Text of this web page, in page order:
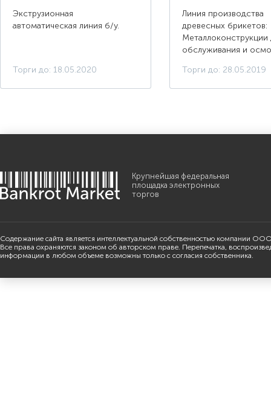
Экструзионная
автоматическая линия б/у.
Торги до: 18.05.2020
Линия производства
древесных брикетов:
Металлоконструкции
обслуживания и
оборудования
Оптимизирующий
Торги до: 28.05.2019
Крупнейшая федеральная
площадка электронных
торгов
Содержание сайта является интеллектуальной собственностью компании
Все права охраняются законом об авторском праве. Перепечатка,
информации в любом объеме возможны только с согласия собственника.